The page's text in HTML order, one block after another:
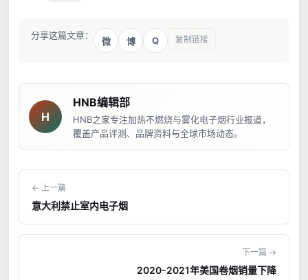
分享这篇文章：
微 博 Q 复制链接
H
HNB编辑部
HNB之家专注加热不燃烧与雾化电子烟行业报道，
覆盖产品评测、品牌资料与全球市场动态。
← 上一篇
意大利禁止室内电子烟
下一篇 →
2020-2021年美国卷烟销量下降